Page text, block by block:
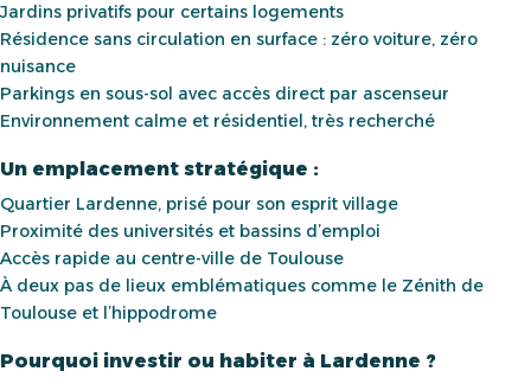
Jardins privatifs pour certains logements
Résidence sans circulation en surface : zéro voiture, zéro
nuisance
Parkings en sous-sol avec accès direct par ascenseur
Environnement calme et résidentiel, très recherché
Un emplacement stratégique :
Quartier Lardenne, prisé pour son esprit village
Proximité des universités et bassins d’emploi
Accès rapide au centre-ville de Toulouse
À deux pas de lieux emblématiques comme le Zénith de
Toulouse et l’hippodrome
Pourquoi investir ou habiter à Lardenne ?